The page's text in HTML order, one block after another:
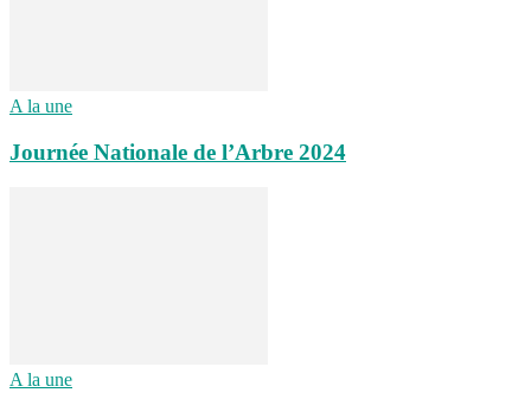
A la une
Journée Nationale de l’Arbre 2024
A la une